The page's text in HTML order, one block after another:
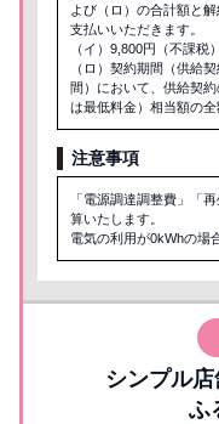
よび（ロ）の合計額と
支払いいただきます。
（イ）9,800円（不課税）
（ロ）契約期間（供給
間）において、供給契
は最低料金）相当額の全
注意事項
「電源調達調整費」「
算いたします。
電気の利用が0kWhの場
シンプル
ふ